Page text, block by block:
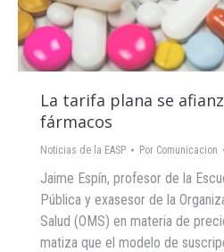
La tarifa plana se
fármacos
Noticias de la EASP Por Comunicacion
Jaime Espín, profesor de la
Pública y exasesor de la
Salud (OMS) en materia de
matiza que el modelo de